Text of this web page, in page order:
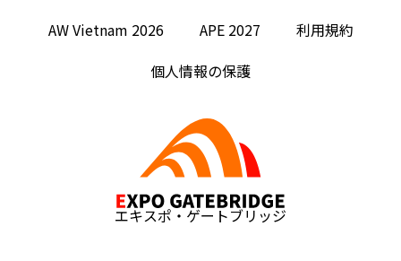
AW Vietnam 2026
APE 2027
利用規約
個人情報の保護
エキスポ・ゲートブリッジ